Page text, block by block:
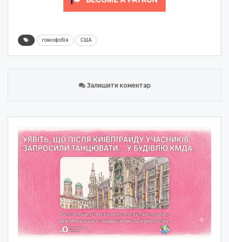
гомофобія США
Залишити коментар